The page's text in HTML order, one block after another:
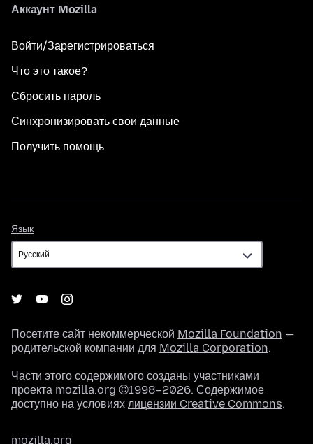
Аккаунт Mozilla
Войти/Зарегистрироваться
Что это такое?
Сбросить пароль
Синхронизировать свои данные
Получить помощь
Язык
Посетите сайт некоммерческой Mozilla Foundation —
родительской компании для Mozilla Corporation.
Части этого содержимого созданы участниками
проекта mozilla.org ©1998–2026. Содержимое
доступно на условиях лицензии Creative Commons.
mozilla.org